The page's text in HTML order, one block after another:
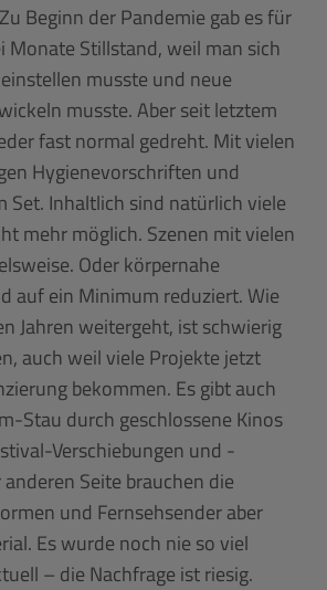
Beginn der Pandemie gab es für
Monate Stillstand, weil man sich
musste und neue
musste. Aber seit letztem
fast normal gedreht. Mit vielen
Hygienevorschriften und
Set. Inhaltlich sind natürlich viele
mehr möglich. Szenen mit vielen
Oder körpernahe
auf ein Minimum reduziert. Wie
Jahren weitergeht, ist schwierig
auch weil viele Projekte jetzt
bekommen. Es gibt auch
Stau durch geschlossene Kinos
Verschiebungen und -
Seite brauchen die
und Fernsehsender aber
Es wurde noch nie so viel
– die Nachfrage ist riesig.